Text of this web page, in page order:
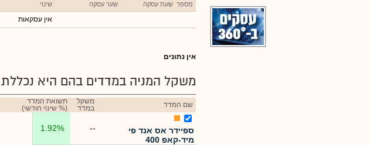
מספר שעת עסקה שער עסקה שינוי
אין עסקאות
אין נתונים
משקל המניה במדדים בהם היא נכללת
שם המדד
משקל
במדד
תשואת המדד
(% שינוי חודשי)
ספיידר אס אנד פי
מיד-קאפ 400
--
1.92%